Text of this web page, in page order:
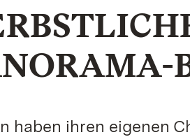
haben ihren eigenen